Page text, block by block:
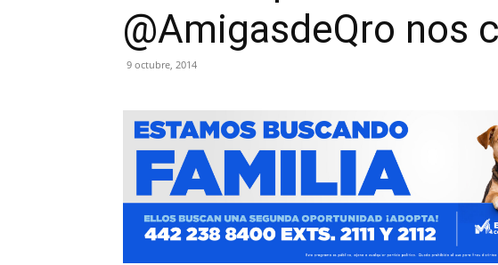
@AmigasdeQro nos
9 octubre, 2014